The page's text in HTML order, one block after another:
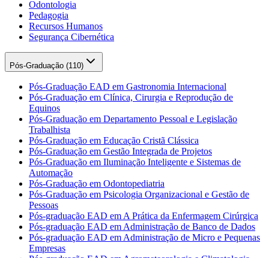
Odontologia
Pedagogia
Recursos Humanos
Segurança Cibernética
Pós-Graduação (110)
Pós-Graduação EAD em Gastronomia Internacional
Pós-Graduação em Clínica, Cirurgia e Reprodução de
Equinos
Pós-Graduação em Departamento Pessoal e Legislação
Trabalhista
Pós-Graduação em Educação Cristã Clássica
Pós-Graduação em Gestão Integrada de Projetos
Pós-Graduação em Iluminação Inteligente e Sistemas de
Automação
Pós-Graduação em Odontopediatria
Pós-Graduação em Psicologia Organizacional e Gestão de
Pessoas
Pós-graduação EAD em A Prática da Enfermagem Cirúrgica
Pós-graduação EAD em Administração de Banco de Dados
Pós-graduação EAD em Administração de Micro e Pequenas
Empresas